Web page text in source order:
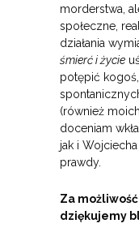
morderstwa,
społeczne,
działania
śmierć i życie
potępić
(również
doceniam
jak i
prawdy.
Za
dziękujemy